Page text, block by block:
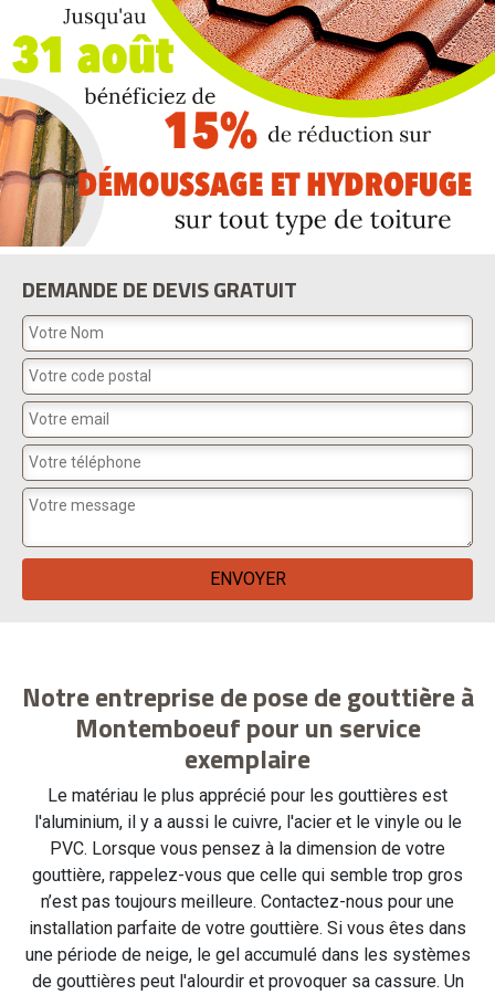
DEMANDE DE DEVIS GRATUIT
Notre entreprise de pose de gouttière à
Montemboeuf pour un service
exemplaire
Le matériau le plus apprécié pour les gouttières est
l'aluminium, il y a aussi le cuivre, l'acier et le vinyle ou le
PVC. Lorsque vous pensez à la dimension de votre
gouttière, rappelez-vous que celle qui semble trop gros
n’est pas toujours meilleure. Contactez-nous pour une
installation parfaite de votre gouttière. Si vous êtes dans
une période de neige, le gel accumulé dans les systèmes
de gouttières peut l'alourdir et provoquer sa cassure. Un